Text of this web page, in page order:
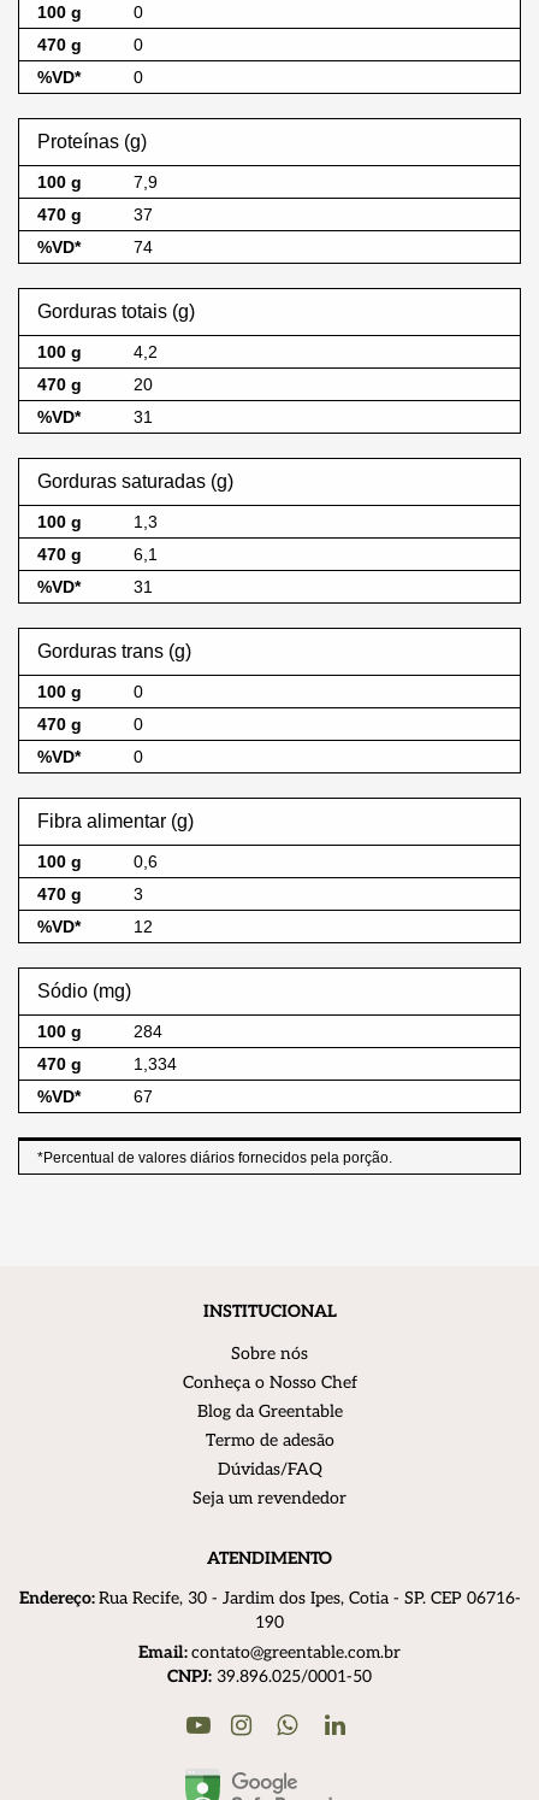
0
0
0
Proteínas (g)
7,9
37
74
Gorduras totais (g)
4,2
20
31
Gorduras saturadas (g)
1,3
6,1
31
Gorduras trans (g)
0
0
0
Fibra alimentar (g)
0,6
3
12
Sódio (mg)
284
1,334
67
*Percentual de valores diários fornecidos pela porção.
INSTITUCIONAL
Sobre nós
Conheça o Nosso Chef
Blog da Greentable
Termo de adesão
Dúvidas/FAQ
Seja um revendedor
ATENDIMENTO
Endereço:Rua Recife, 30 - Jardim dos Ipes, Cotia - SP. CEP 06716-
190
Email:contato@greentable.com.br
CNPJ: 39.896.025/0001-50
YoutubeInstagramWhatsApp
Linkedin